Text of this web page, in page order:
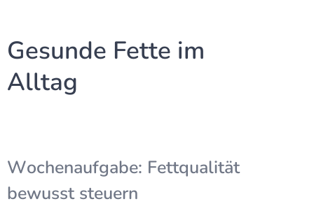
Gesunde Fette im
Alltag
Wochenaufgabe: Fettqualität
bewusst steuern